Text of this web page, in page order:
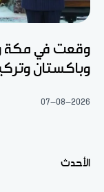
وقعت في مكة
وباكستان
07-08-2026
الأحدث